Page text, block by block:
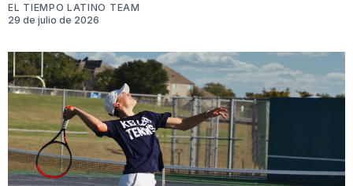
EL TIEMPO LATINO TEAM
29 de julio de 2026